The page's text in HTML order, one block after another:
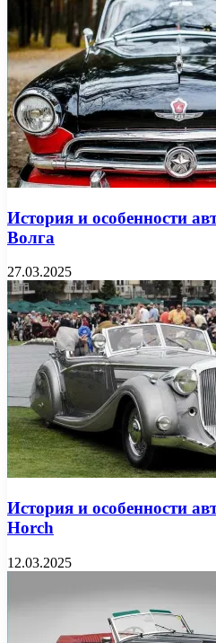
История и особенности
Волга
27.03.2025
История и особенности
Horch
12.03.2025